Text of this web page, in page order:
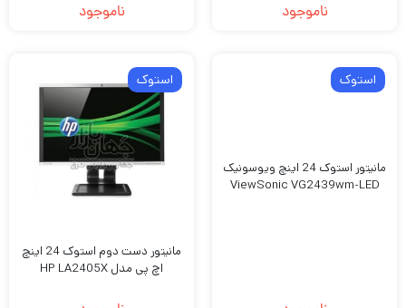
ناموجود ناموجود
استوک
مانیتور استوک 24 اینچ ویوسونیک
ViewSonic VG2439wm-LED
استوک
مانیتور دست دوم استوک 24 اینچ
اچ پی مدل HP LA2405X